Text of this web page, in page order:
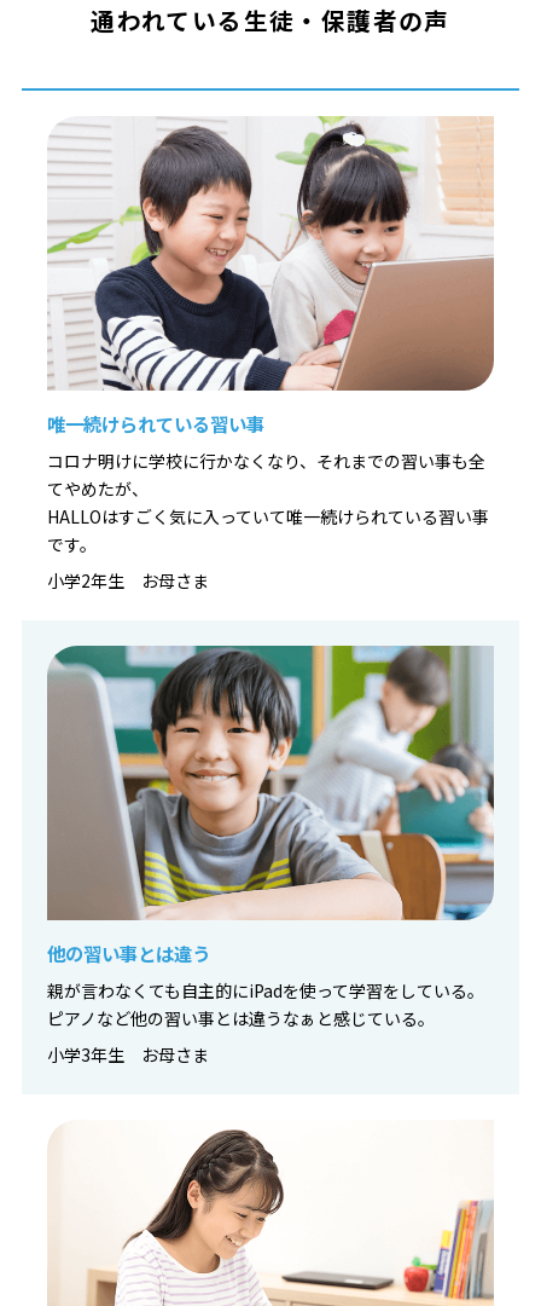
通われている生徒・保護者の声
唯一続けられている習い事
コロナ明けに学校に行かなくなり、それまでの習い事も全
てやめたが、
HALLOはすごく気に入っていて唯一続けられている習い事
です。
小学2年生 お母さま
他の習い事とは違う
親が言わなくても自主的にiPadを使って学習をしている。
ピアノなど他の習い事とは違うなぁと感じている。
小学3年生 お母さま